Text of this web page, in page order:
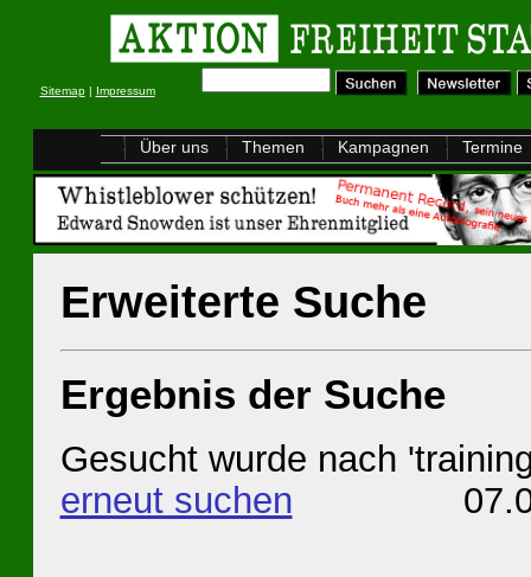
Sitemap| Impressum
Über uns Themen Kampagnen Termine
Erweiterte Suche
Ergebnis der Suche
Gesucht wurde nach
erneut suchen